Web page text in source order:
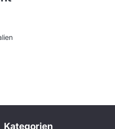
Kategorien